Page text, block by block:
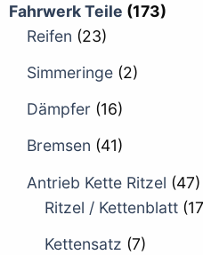
Fahrwerk Teile (173)
Reifen (23)
Simmeringe (2)
Dämpfer (16)
Bremsen (41)
Antrieb Kette Ritzel (47)
Ritzel / Kettenblatt
Kettensatz (7)